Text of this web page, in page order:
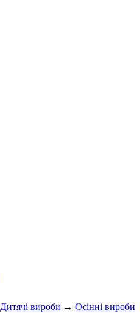
Дитячі вироби → Осінні вироби